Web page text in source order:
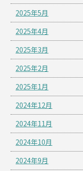
2025年5月
2025年4月
2025年3月
2025年2月
2025年1月
2024年12月
2024年11月
2024年10月
2024年9月